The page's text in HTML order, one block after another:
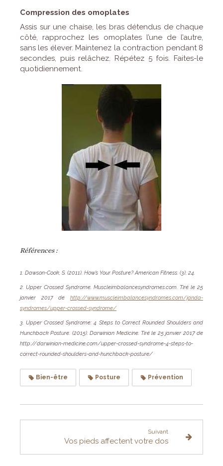
Compression des omoplates
Assis sur une chaise, les bras détendus de chaque
côté, rapprochez les omoplates l’une de l’autre,
sans les élever. Maintenez la contraction pendant 8
secondes, puis relâchez. Répétez 5 fois. Faites-le
quotidiennement.
Références :
1. Dawson-Cook, S. (2011). How’s Your Posture? American Fitness. (3), 24.
2. Upper Crossed Syndrome. Muscleimbalancesyndromes.com. Tiré le 25
janvier 2017 de http://www.muscleimbalancesyndromes.com/janda-
syndromes/upper-crossed-syndrome/
3. Upper Crossed Syndrome: 4 Steps to Correct Rounded Shoulders and
Hunchback Posture. (2015). Darwinian Medicine. Tiré le 25 janvier 2017 de
http://darwinian-medicine.com/upper-crossed-syndrome-4-steps-to-
correct-rounded-shoulders-and-hunchback-posture/
Bien-être Posture Prévention
Suivant
Vos pieds affectent votre dos